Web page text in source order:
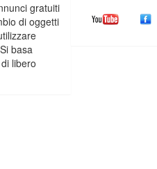
gratuiti
di oggetti
basa
libero